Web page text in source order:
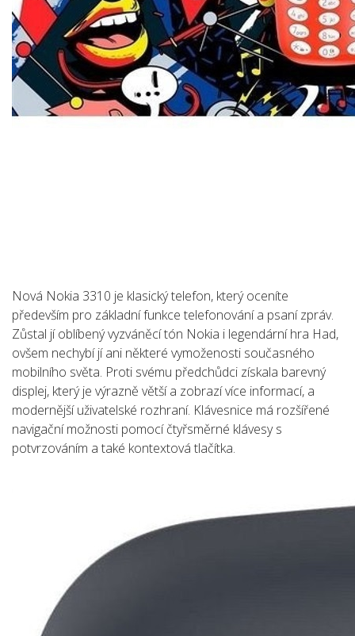
Nová Nokia 3310 je klasický telefon, který oceníte
především pro základní funkce telefonování a psaní zpráv.
Zůstal jí oblíbený vyzváněcí tón Nokia i legendární hra Had,
ovšem nechybí jí ani některé vymoženosti současného
mobilního světa. Proti svému předchůdci získala barevný
displej, který je výrazně větší a zobrazí více informací, a
modernější uživatelské rozhraní. Klávesnice má rozšířené
navigační možnosti pomocí čtyřsměrné klávesy s
potvrzováním a také kontextová tlačítka.